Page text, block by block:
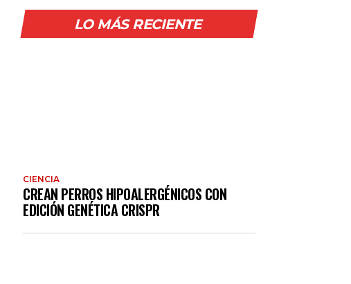
LO MÁS RECIENTE
CIENCIA
CREAN PERROS HIPOALERGÉNICOS CON
EDICIÓN GENÉTICA CRISPR